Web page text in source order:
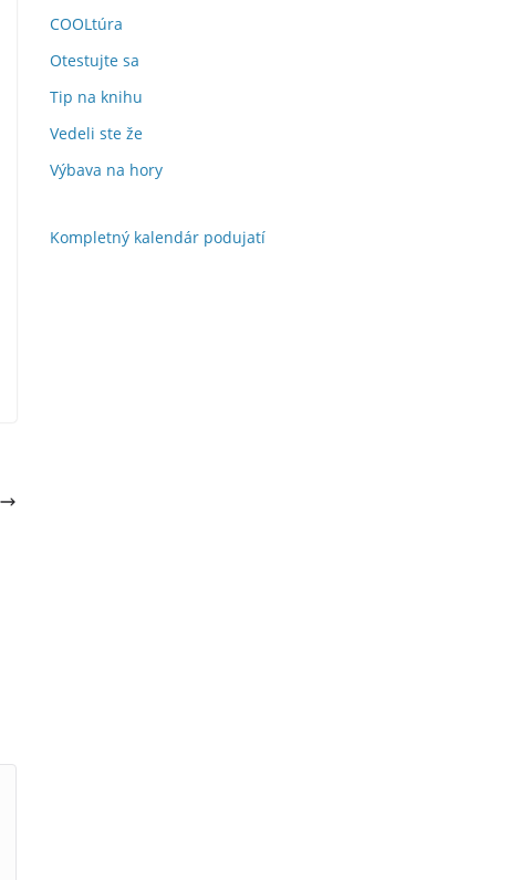
COOLtúra
Otestujte sa
Tip na knihu
Vedeli ste že
Výbava na hory
Kompletný kalendár podujatí